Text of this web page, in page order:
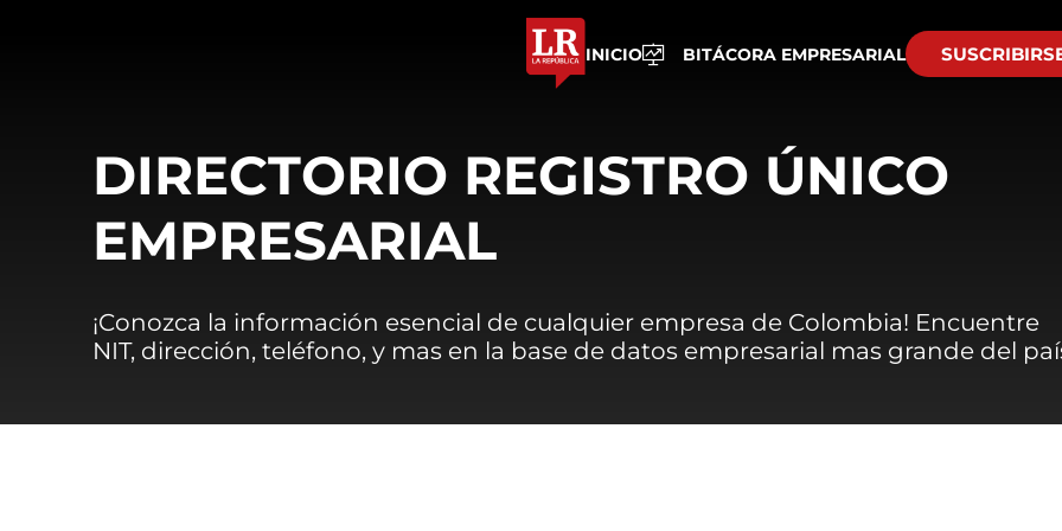
INICIO BITÁCORA EMPRESARIAL
DIRECTORIO REGISTRO ÚNICO
EMPRESARIAL
¡Conozca la información esencial de cualquier empresa de Colombia! Encuentre
NIT, dirección, teléfono, y mas en la base de datos empresarial mas grande del